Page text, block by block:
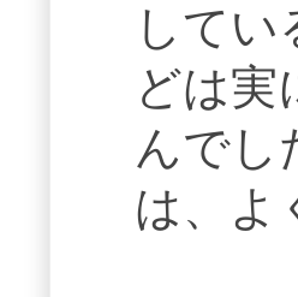
してい
どは実
んでし
は、よ